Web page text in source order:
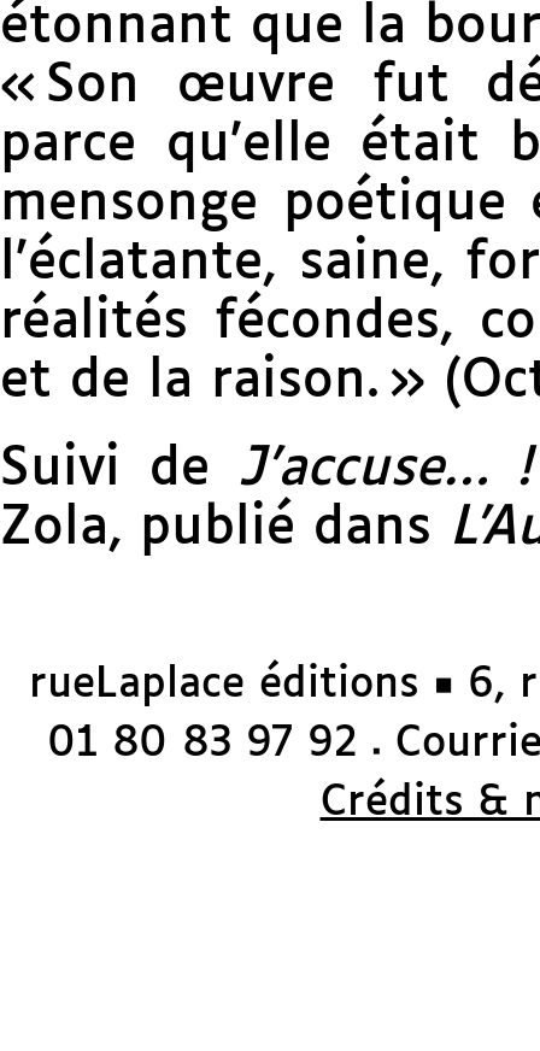
étonnant que la
« Son œuvre fut
parce qu’elle était
mensonge
l’écla­tante, saine,
réalités fécondes,
et de la raison. »
Suivi de J’accuse… !
Zola, publié dans
rueLaplace éditions ◼ 6,
01 80 83 97 92
◼
Crédits &